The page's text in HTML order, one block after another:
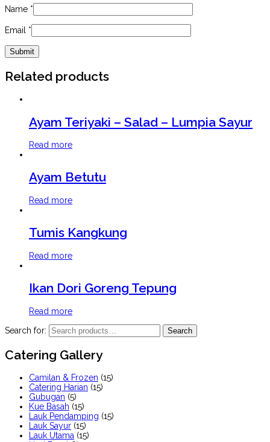
Name *
Email *
Related products
Ayam Teriyaki – Salad – Lumpia Sayur
Read more
Ayam Betutu
Read more
Tumis Kangkung
Read more
Ikan Dori Goreng Tepung
Read more
Search for:
Search
Catering Gallery
Camilan & Frozen (15)
Catering Harian (15)
Gubugan (5)
Kue Basah (15)
Lauk Pendamping (15)
Lauk Sayur (15)
Lauk Utama (15)